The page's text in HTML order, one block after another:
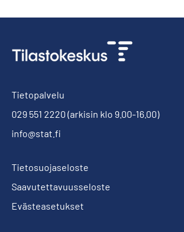
Tietopalvelu
029 551 2220 (arkisin klo 9.00-16.00)
info@stat.fi
Tietosuojaseloste
Saavutettavuusseloste
Evästeasetukset